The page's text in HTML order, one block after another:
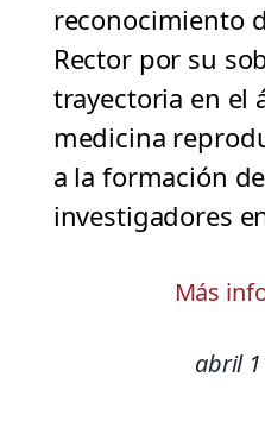
reconocimiento
Rector por su
trayectoria en el
medicina
a la formación
investigadores
Más
abril